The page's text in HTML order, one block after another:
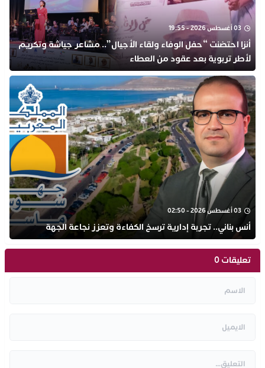
03 أغسطس 2026 - 19:55
أنزا احتضنت “حفل الوفاء ولقاء الأجيال”.. مشاعر جياشة وتكريم
لأطر تربوية بعد عقود من العطاء
03 أغسطس 2026 - 02:50
أنس بناني.. تجربة إدارية ترسخ الكفاءة وتعزز نجاعة الجهة
تعليقات 0